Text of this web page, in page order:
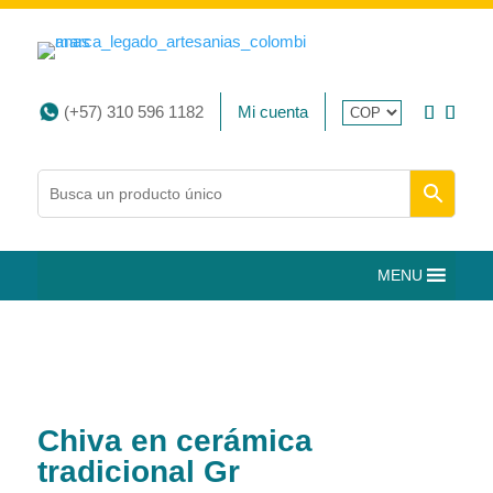
(+57) 310 596 1182 Mi cuenta
MENU
Chiva en cerámica
tradicional Gr